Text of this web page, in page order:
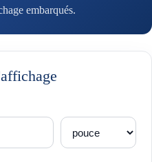
embarqués.